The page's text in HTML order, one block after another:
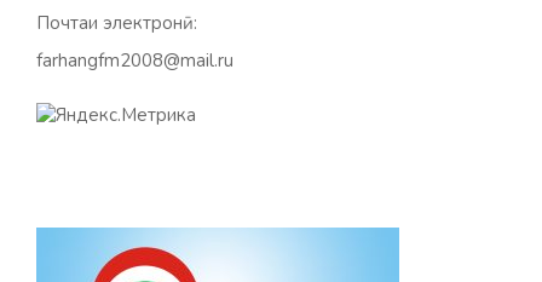
Почтаи электронӣ:
farhangfm2008@mail.ru